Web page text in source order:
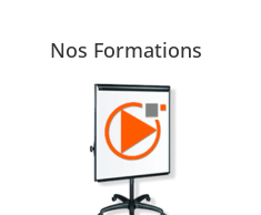
Nos Formations